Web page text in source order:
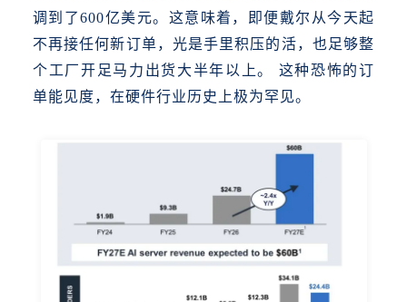
调到了600亿美元。这意味着，即便戴尔从今天起
不再接任何新订单，光是手里积压的活，也足够整
个工厂开足马力出货大半年以上。 这种恐怖的订
单能见度，在硬件行业历史上极为罕见。